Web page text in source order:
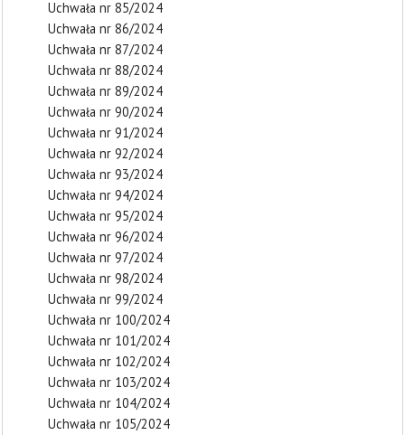
Uchwała nr 85/2024
Uchwała nr 86/2024
Uchwała nr 87/2024
Uchwała nr 88/2024
Uchwała nr 89/2024
Uchwała nr 90/2024
Uchwała nr 91/2024
Uchwała nr 92/2024
Uchwała nr 93/2024
Uchwała nr 94/2024
Uchwała nr 95/2024
Uchwała nr 96/2024
Uchwała nr 97/2024
Uchwała nr 98/2024
Uchwała nr 99/2024
Uchwała nr 100/2024
Uchwała nr 101/2024
Uchwała nr 102/2024
Uchwała nr 103/2024
Uchwała nr 104/2024
Uchwała nr 105/2024